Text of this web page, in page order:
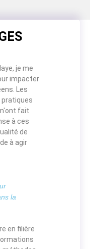
je me
impacter
Les
pratiques
fait
à ces
de
à agir
la
en filière